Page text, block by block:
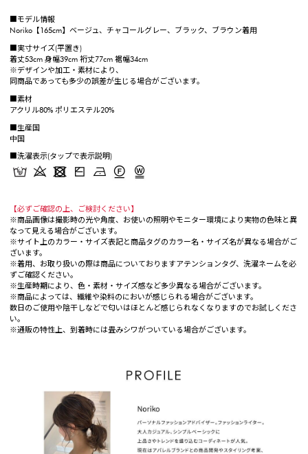
■モデル情報
Noriko【165cm】ベージュ、チャコールグレー、ブラック、ブラウン着用
■実寸サイズ(平置き)
着丈53cm 身幅39cm 裄丈77cm 裾幅34cm
※デザインや加工・素材により、
同商品であっても多少の誤差が生じる場合がございます。
■素材
アクリル80% ポリエステル20%
■生産国
中国
■洗濯表示(タップで表示説明)
【必ずご確認の上、ご検討ください】
※商品画像は撮影時の光や角度、お使いの照明やモニター環境により実物の色味と異
なって見える場合がございます。
※サイト上のカラー・サイズ表記と商品タグのカラー名・サイズ名が異なる場合がご
ざいます。
※着用、お取り扱いの際は商品についておりますアテンションタグ、洗濯ネームを必
ずご確認ください。
※生産時期により、色・素材・サイズ感など多少異なる場合がございます。
※商品によっては、繊維や染料のにおいが感じられる場合がございます。
数日のご使用や陰干しなどで匂いはほとんど感じられなくなりますのでお試しくださ
い。
※通販の特性上、到着時には畳みシワがついている場合がございます。